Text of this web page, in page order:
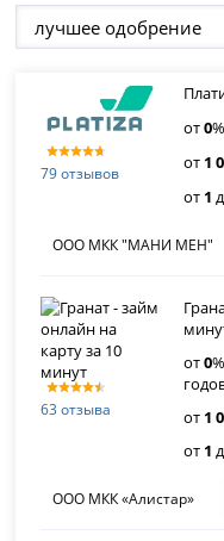
лучшее одобрение
79 отзывов
от0
от 1
от 1
ООО МКК "МАНИ МЕН"
63 отзыва
от0
от 1
от 1
ООО МКК «Алистар»